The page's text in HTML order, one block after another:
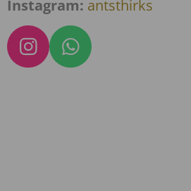
Instagram: antsthirks
I
n
W
h